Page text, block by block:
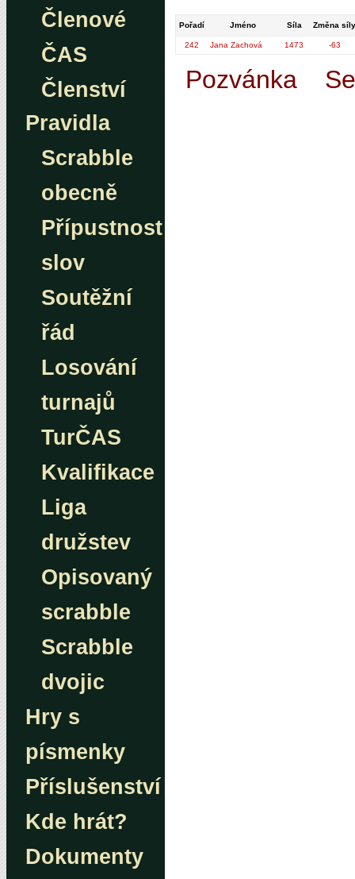
Členové
ČAS
Členství
Pravidla
Scrabble
obecně
Přípustnost
slov
Soutěžní
řád
Losování
turnajů
TurČAS
Kvalifikace
Liga
družstev
Opisovaný
scrabble
Scrabble
dvojic
Hry s
písmenky
Příslušenství
Kde hrát?
Dokumenty
Pořadí Jméno Síla Změna síly
242 Jana Zachová 1473 -63
Pozvánka